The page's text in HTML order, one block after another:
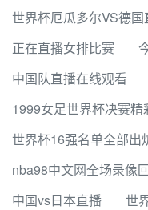
世界杯厄瓜多尔VS德
正在直播女排比赛
中国队直播在线观看
1999女足世界杯决赛精
世界杯16强名单全部出
nba98中文网全场录像
中国vs日本直播
世